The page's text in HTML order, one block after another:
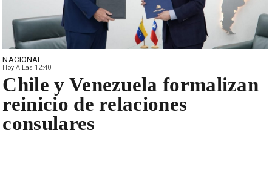
NACIONAL
Hoy A Las 12:40
Chile y Venezuela formalizan
reinicio de relaciones
consulares